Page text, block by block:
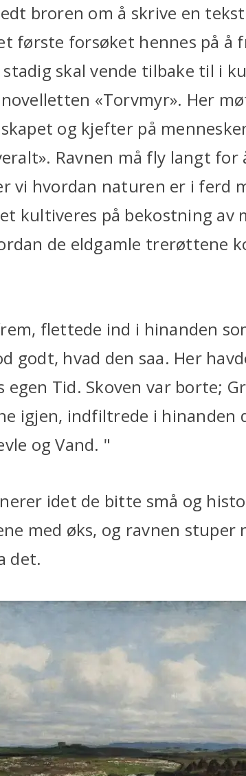
broren om å skrive en
første forsøket hennes på å
skal vende tilbake til i
«Torvmyr». Her
og kjefter på
Ravnen må fly langt for
vi hvordan naturen er i ferd
kultiveres på bekostning av
de eldgamle trerøttene
flettede ind i hinanden
godt, hvad den saa. Her
egen Tid. Skoven var borte;
igjen, indfiltrede i hinanden
og Vand. "
idet de bitte små og
med øks, og ravnen stuper
det.